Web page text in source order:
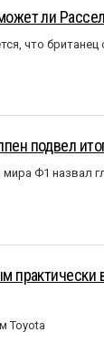
ли
что
подвел
Ф1 назвал
практически
Toyota